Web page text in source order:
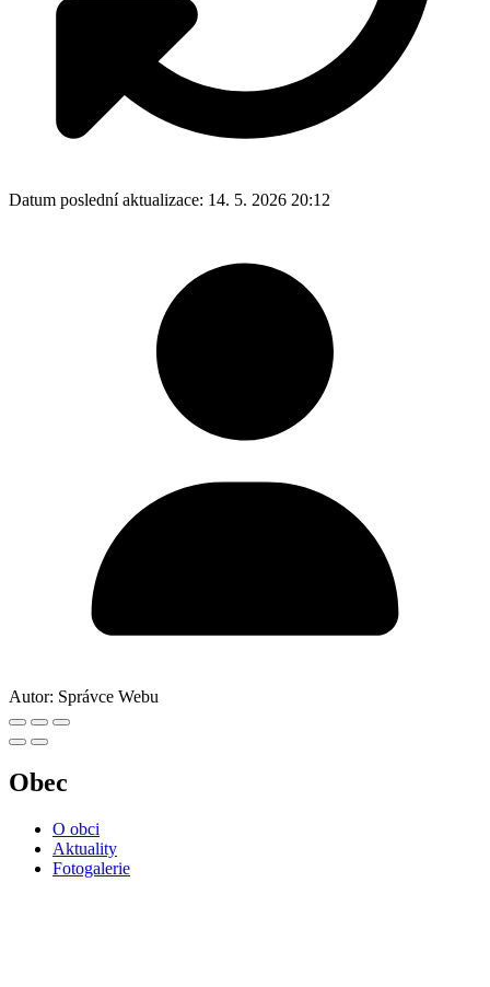
Datum poslední aktualizace: 14. 5. 2026 20:12
Autor: Správce Webu
Obec
O obci
Aktuality
Fotogalerie